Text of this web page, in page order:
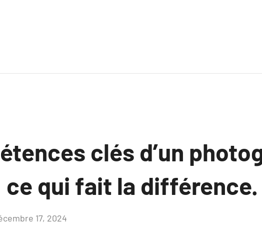
clés d’un
qui fait la différence.
17, 2024